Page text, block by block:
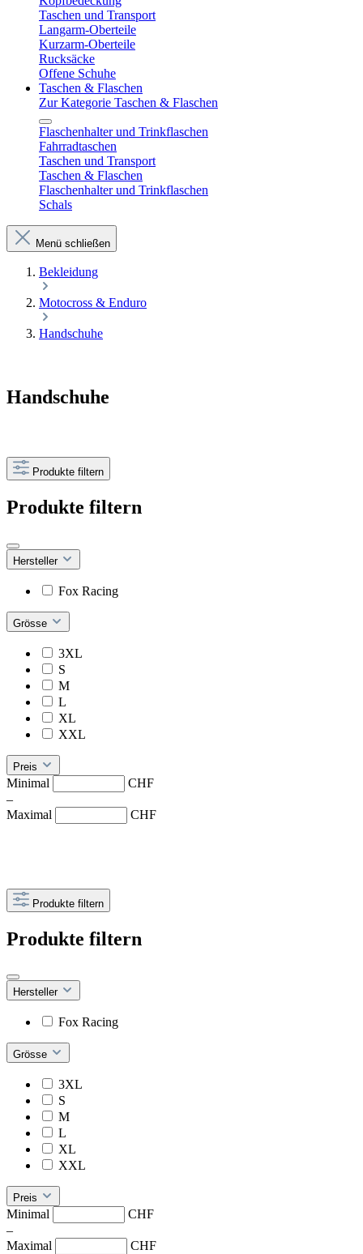
Taschen und Transport
Langarm-Oberteile
Kurzarm-Oberteile
Rucksäcke
Offene Schuhe
Taschen & Flaschen
Zur Kategorie Taschen & Flaschen
Flaschenhalter und Trinkflaschen
Fahrradtaschen
Taschen und Transport
Taschen & Flaschen
Flaschenhalter und Trinkflaschen
Schals
Menü schließen
Bekleidung
Motocross & Enduro
Handschuhe
Handschuhe
Produkte filtern
Produkte filtern
Hersteller
Fox Racing
Grösse
3XL
S
M
L
XL
XXL
Preis
Minimal
CHF
–
Maximal
CHF
Produkte filtern
Produkte filtern
Hersteller
Fox Racing
Grösse
3XL
S
M
L
XL
XXL
Preis
Minimal
CHF
–
Maximal
CHF